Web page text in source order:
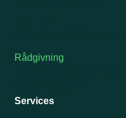
Rådgivning
Services